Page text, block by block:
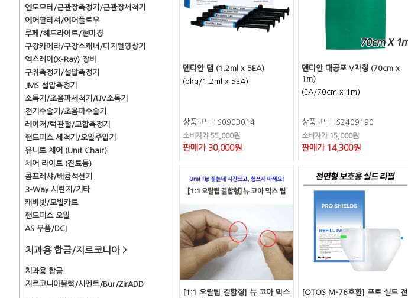
엔도모터/근관장측정기/근관장세척기
에어팔리셔/에어플로우
루페/헤드라이트/현미경
구강카메라/구강스캐너/디지털영상기
엑스레이(X-Ray) 장비
구취측정기/설압측정기
JMS 설압측정기
소독기/초음파세척기/UV소독기
전기수술기/초음파수술기
레이저/턱관절/교합측정기
핸드피스 세척기/오일주입기
유니트 체어 (Unit Chair)
체어 라이트 (진료등)
콤프레샤/배큠석션기
3-Way 시린지/기타
캐비넷/모빌카트
핸드피스 오일
AS 부품/DCI
치과용 합금/지르코니아 >
치과용 합금
지르코니아블럭/시멘트/Bur/ZirADD
덴티안 댐 (1.2ml x 5EA)
(pkg/1.2ml x 5EA)
상품코드 : S0903014
소비자가 55,000원
판매가 30,000원
덴티안 대공포 V자형 (70cm x
1m)
(EA/70cm x 1m)
상품코드 : S2409190
소비자가 15,000원
판매가 14,300원
[1:1 오랄팁 결합형] 뉴 코아 믹스
[OTOS M-76호환] 프로 실드 전